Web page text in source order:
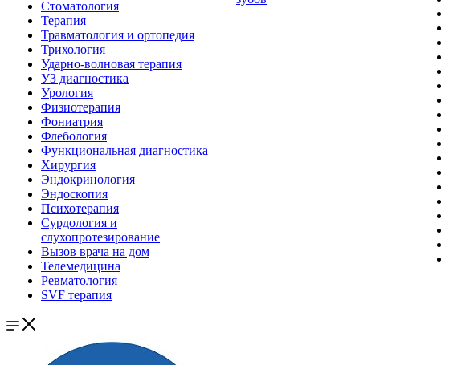
Стоматология
Терапия
Травматология и ортопедия
Трихология
Ударно-волновая терапия
УЗ диагностика
Урология
Физиотерапия
Фониатрия
Флебология
Функциональная диагностика
Хирургия
Эндокринология
Эндоскопия
Психотерапия
Сурдология и
слухопротезирование
Вызов врача на дом
Телемедицина
Ревматология
SVF терапия